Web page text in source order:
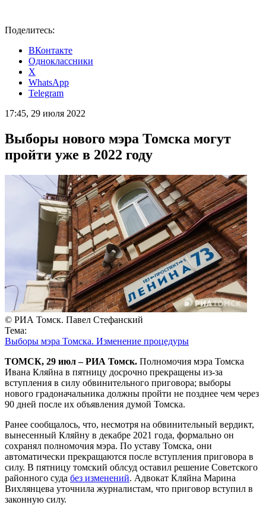
Поделитесь:
ВКонтакте
Одноклассники
X
WhatsApp
Telegram
17:45, 29 июля 2022
Выборы нового мэра Томска могут
пройти уже в 2022 году
© РИА Томск. Павел Стефанский
Тема:
Выборы мэра Томска. Изменение процедуры
ТОМСК, 29 июл – РИА Томск. Полномочия мэра Томска
Ивана Кляйна в пятницу досрочно прекращены из-за
вступления в силу обвинительного приговора; выборы
нового градоначальника должны пройти не позднее чем через
90 дней после их объявления думой Томска.
Ранее сообщалось, что, несмотря на обвинительный вердикт,
вынесенный Кляйну в декабре 2021 года, формально он
сохранял полномочия мэра. По уставу Томска, они
автоматически прекращаются после вступления приговора в
силу. В пятницу томский облсуд оставил решение Советского
районного суда без изменений. Адвокат Кляйна Марина
Вихлянцева уточнила журналистам, что приговор вступил в
законную силу.